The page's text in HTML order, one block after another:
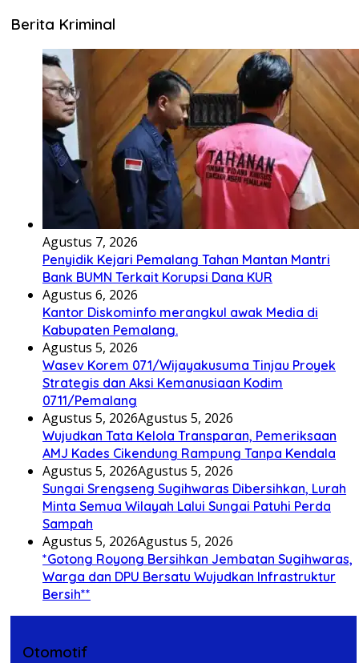
Berita Kriminal
Agustus 7, 2026
Penyidik Kejari Pemalang Tahan Mantan Mantri
Bank BUMN Terkait Korupsi Dana KUR
Agustus 6, 2026
Kantor Diskominfo merangkul awak Media di
Kabupaten Pemalang.
Agustus 5, 2026
Wasev Korem 071/Wijayakusuma Tinjau Proyek
Strategis dan Aksi Kemanusiaan Kodim
0711/Pemalang
Agustus 5, 2026Agustus 5, 2026
Wujudkan Tata Kelola Transparan, Pemeriksaan
AMJ Kades Cikendung Rampung Tanpa Kendala
Agustus 5, 2026Agustus 5, 2026
Sungai Srengseng Sugihwaras Dibersihkan, Lurah
Minta Semua Wilayah Lalui Sungai Patuhi Perda
Sampah
Agustus 5, 2026Agustus 5, 2026
*Gotong Royong Bersihkan Jembatan Sugihwaras,
Warga dan DPU Bersatu Wujudkan Infrastruktur
Bersih**
Otomotif